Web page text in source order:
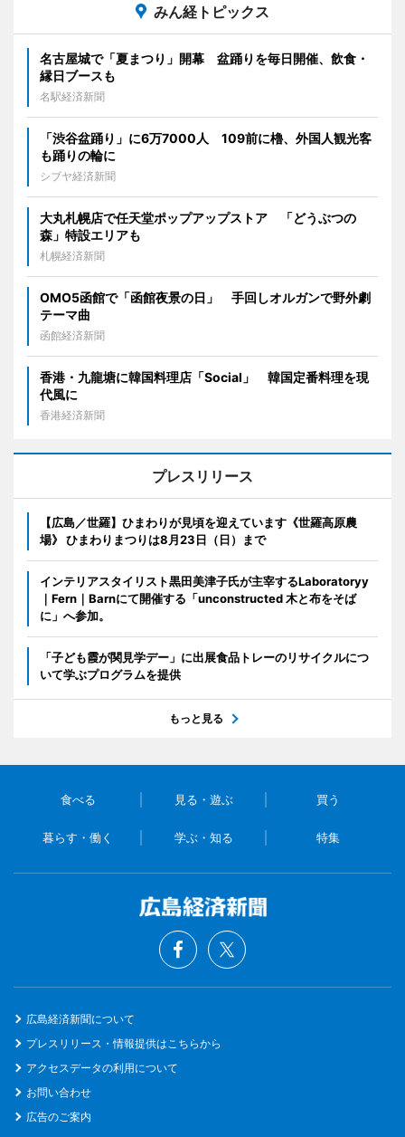
みん経トピックス
名古屋城で「夏まつり」開幕 盆踊りを毎日開催、飲食・
縁日ブースも
名駅経済新聞
「渋谷盆踊り」に6万7000人 109前に櫓、外国人観光客
も踊りの輪に
シブヤ経済新聞
大丸札幌店で任天堂ポップアップストア 「どうぶつの
森」特設エリアも
札幌経済新聞
OMO5函館で「函館夜景の日」 手回しオルガンで野外劇
テーマ曲
函館経済新聞
香港・九龍塘に韓国料理店「Social」 韓国定番料理を現
代風に
香港経済新聞
プレスリリース
【広島／世羅】ひまわりが見頃を迎えています《世羅高原農
場》 ひまわりまつりは8月23日（日）まで
インテリアスタイリスト黒田美津子氏が主宰するLaboratoryy
｜Fern｜Barnにて開催する「unconstructed 木と布をそば
に」へ参加。
「子ども霞が関見学デー」に出展食品トレーのリサイクルにつ
いて学ぶプログラムを提供
もっと見る
食べる 見る・遊ぶ 買う
暮らす・働く 学ぶ・知る 特集
広島経済新聞について
プレスリリース・情報提供はこちらから
アクセスデータの利用について
お問い合わせ
広告のご案内